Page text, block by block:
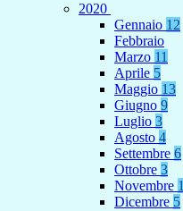
2020
Gennaio 12
Febbraio
Marzo 11
Aprile 5
Maggio 13
Giugno 9
Luglio 3
Agosto 4
Settembre 6
Ottobre 3
Novembre 1
Dicembre 5